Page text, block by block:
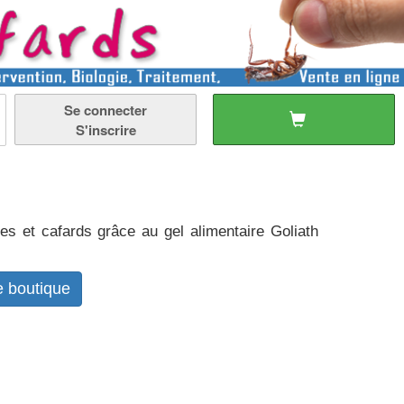
Se connecter
S'inscrire
et cafards grâce au gel alimentaire Goliath
boutique